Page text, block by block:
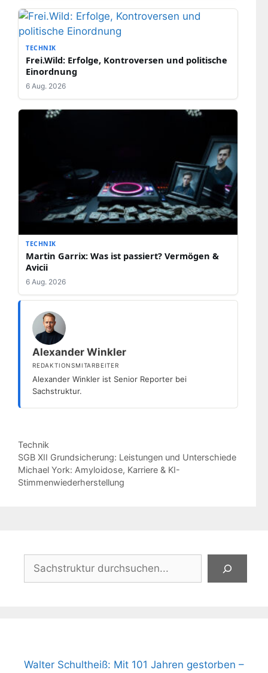
TECHNIK
Frei.Wild: Erfolge, Kontroversen und politische
Einordnung
6 Aug. 2026
TECHNIK
Martin Garrix: Was ist passiert? Vermögen &
Avicii
6 Aug. 2026
Alexander Winkler
REDAKTIONSMITARBEITER
Alexander Winkler ist Senior Reporter bei
Sachstruktur.
Kategorien
Technik
SGB XII Grundsicherung: Leistungen und Unterschiede
Michael York: Amyloidose, Karriere & KI-
Stimmenwiederherstellung
Suchen
Walter Schultheiß: Mit 101 Jahren gestorben –